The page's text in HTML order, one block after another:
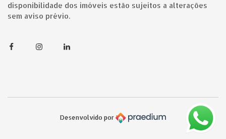
disponibilidade dos imóveis estão sujeitos a alterações
sem aviso prévio.
FacebookInstagramLinkedin
Desenvolvido por